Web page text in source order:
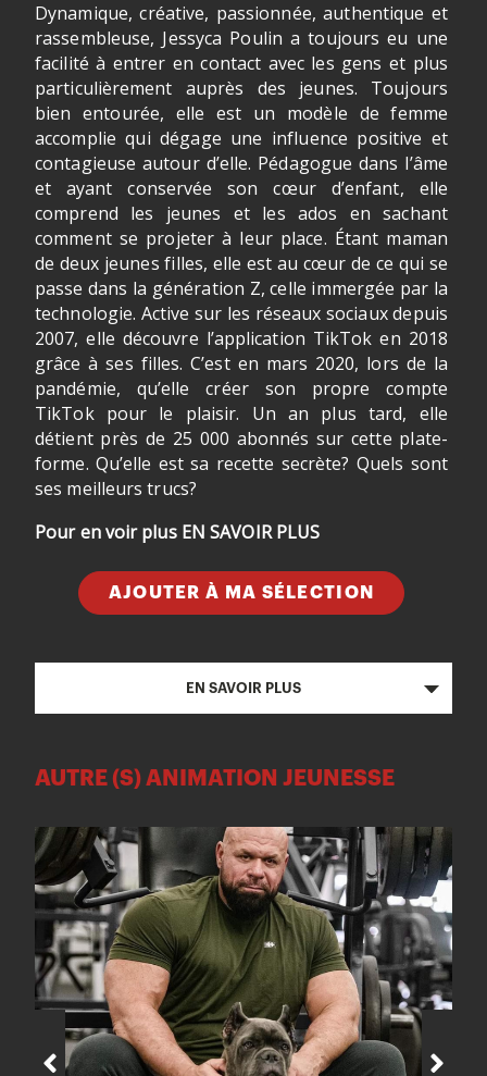
Dynamique, créative, passionnée, authentique et
rassembleuse, Jessyca Poulin a toujours eu une
facilité à entrer en contact avec les gens et plus
particulièrement auprès des jeunes. Toujours
bien entourée, elle est un modèle de femme
accomplie qui dégage une influence positive et
contagieuse autour d’elle. Pédagogue dans l’âme
et ayant conservée son cœur d’enfant, elle
comprend les jeunes et les ados en sachant
comment se projeter à leur place. Étant maman
de deux jeunes filles, elle est au cœur de ce qui se
passe dans la génération Z, celle immergée par la
technologie. Active sur les réseaux sociaux depuis
2007, elle découvre l’application TikTok en 2018
grâce à ses filles. C’est en mars 2020, lors de la
pandémie, qu’elle créer son propre compte
TikTok pour le plaisir. Un an plus tard, elle
détient près de 25 000 abonnés sur cette plate-
forme. Qu’elle est sa recette secrète? Quels sont
ses meilleurs trucs?
Pour en voir plus EN SAVOIR PLUS
AJOUTER À MA SÉLECTION
EN SAVOIR PLUS
AUTRE (S) ANIMATION JEUNESSE